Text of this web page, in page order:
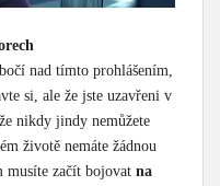
nad tímto prohlášením,
si, ale že jste uzavřeni v
nikdy jindy nemůžete
životě nemáte žádnou
musíte začít bojovat na